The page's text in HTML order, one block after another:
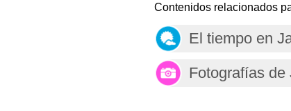
Contenidos relacionados
El tiempo en
Fotografías de